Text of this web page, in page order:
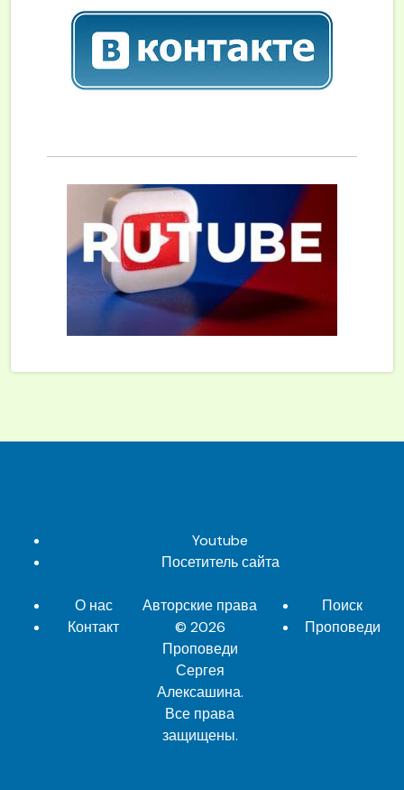
Youtube
Посетитель сайта
О нас
Контакт
Авторские права
© 2026
Проповеди
Сергея
Алексашина.
Все права
защищены.
Поиск
Проповеди